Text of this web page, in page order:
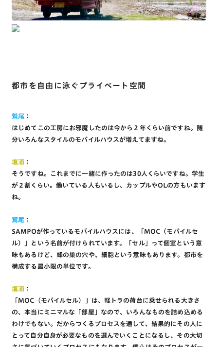
都市を自由に泳ぐプライベート空間
鷲尾 ：
はじめてこの工房にお邪魔したのは今から２年くらい前ですね。随
分いろんなスタイルのモバイルハウスが増えてますね。
塩浦 ：
そうですね。これまでに一緒に作ったのは30人くらいですね。学生
が２割くらい。働いている人もいるし、カップルやOLの方もいます
ね。
鷲尾 ：
SAMPOが作っているモバイルハウスには、「MOC（モバイルセ
ル）」という名前が付けられています。「セル」って個室という意
味もあるけど、蜂の巣の穴や、細胞という意味もあります。都市を
構成する最小限の単位です。
塩浦 ：
「MOC（モバイルセル）」は、軽トラの荷台に乗せられる大きさ
の、本当にミニマルな「部屋」なので、いろんなものを詰め込める
わけでもない。だからつくるプロセスを通して、結果的にその人に
とって自分自身が必要なものを選んでいくことになるし、その大切